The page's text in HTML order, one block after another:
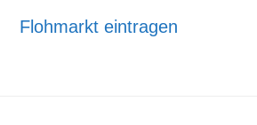
Flohmarkt eintragen